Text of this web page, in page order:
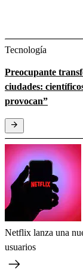
Tecnología
Preocupante
ciudades:
provocan”
Netflix lanza una
usuarios